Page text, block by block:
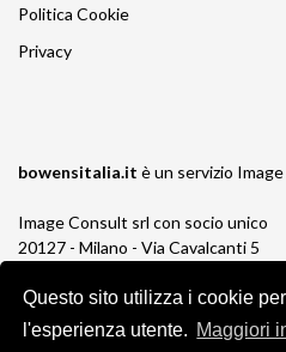
Questo sito utilizza i cookie
l'esperienza utente. Maggiori
Politica Cookie
Privacy
bowensitalia.it è un servizio
Image Consult srl con socio unico
20127 - Milano - Via Cavalcanti 5
P.IVA e C.F. 03383650961
REA 1673647 CCIAA Milano